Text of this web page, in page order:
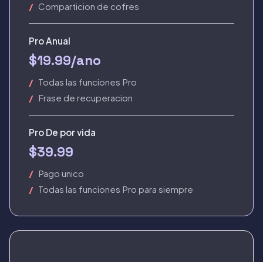
Comparticion de cofres
Pro Anual
$19.99/ano
Todas las funciones Pro
Frase de recuperacion
Pro De por vida
$39.99
Pago unico
Todas las funciones Pro para siempre